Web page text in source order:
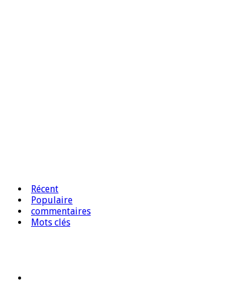
Récent
Populaire
commentaires
Mots clés